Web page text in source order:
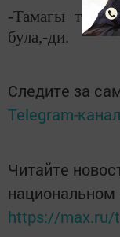
-Тамагы тук
була,-ди.
Следите за
Telegram-
Читайте
https://max.ru/